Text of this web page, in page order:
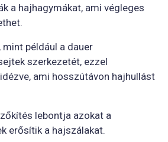
a hajhagymákat, ami végleges
mint például a dauer
szerkezetét, ezzel
ami hosszútávon hajhullást
lebontja azokat a
erősítik a hajszálakat.